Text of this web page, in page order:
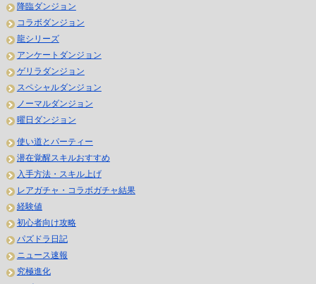
降臨ダンジョン
コラボダンジョン
龍シリーズ
アンケートダンジョン
ゲリラダンジョン
スペシャルダンジョン
ノーマルダンジョン
曜日ダンジョン
使い道とパーティー
潜在覚醒スキルおすすめ
入手方法・スキル上げ
レアガチャ・コラボガチャ結果
経験値
初心者向け攻略
パズドラ日記
ニュース速報
究極進化